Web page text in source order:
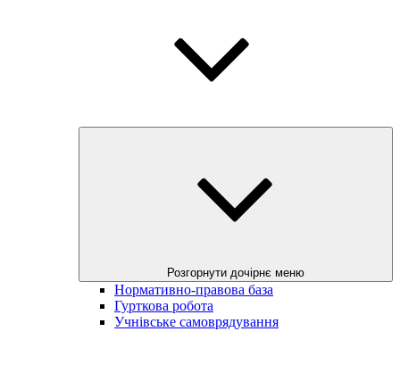
Розгорнути дочірнє меню
Нормативно-правова база
Гурткова робота
Учнівське самоврядування